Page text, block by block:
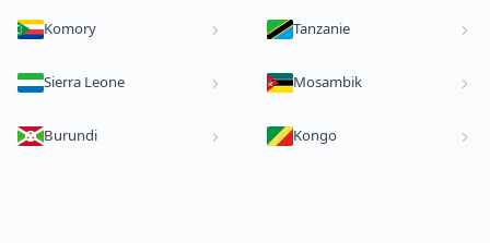
Komory Tanzanie
Sierra Leone Mosambik
Burundi Kongo